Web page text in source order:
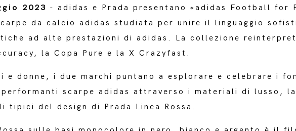
2023 - adidas e Prada presentano «adidas Football for
da calcio adidas studiata per unire il linguaggio
ad alte prestazioni di adidas. La collezione
la Copa Pure e la X Crazyfast.
e donne, i due marchi puntano a esplorare e celebrare i
scarpe adidas attraverso i materiali di lusso,
del design di Prada Linea Rossa.